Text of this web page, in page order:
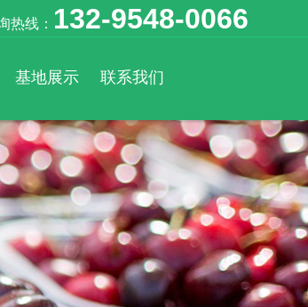
热线： 132-9548-0066
基地展示 联系我们